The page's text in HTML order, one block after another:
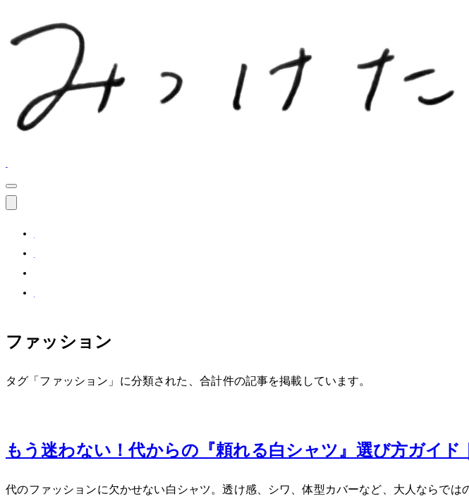
ファッション
タグ「ファッション」に分類された、合計 1 件の記事を掲載しています。
もう迷わない！40代からの『頼れる白シャツ』選び方ガイ
40代のファッションに欠かせない白シャツ。透け感、シワ、体型カバーなど、大人ならで